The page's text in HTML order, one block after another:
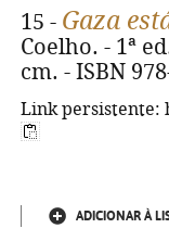
15 - Gaza
Coelho. - 1ª
cm. - ISBN
Link persistente:
ADICIONAR À